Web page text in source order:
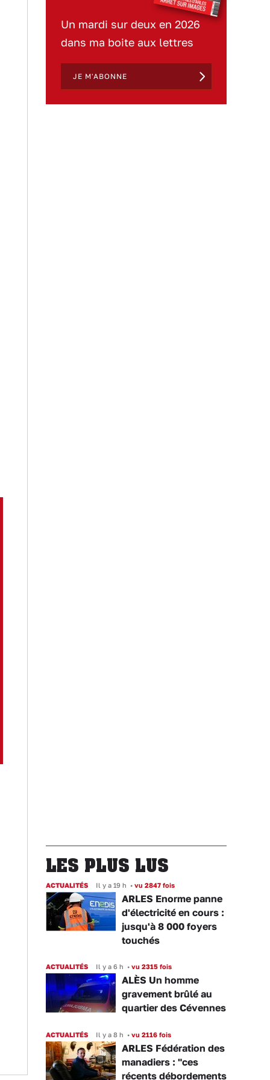
Un mardi sur deux en 2026
dans ma boite aux lettres
JE M'ABONNE
LES PLUS LUS
ACTUALITÉS Il y a 19 h • vu 2847 fois
ARLES Enorme panne
d'électricité en cours :
jusqu'à 8 000 foyers
touchés
ACTUALITÉS Il y a 6 h • vu 2315 fois
ALÈS Un homme
gravement brûlé au
quartier des Cévennes
ACTUALITÉS Il y a 8 h • vu 2116 fois
ARLES Fédération des
manadiers : "ces
récents débordements